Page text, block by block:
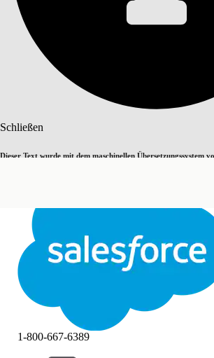
Schließen
Dieser Text wurde mit dem maschinellen Übersetzungssystem
Schließen
1-800-667-6389